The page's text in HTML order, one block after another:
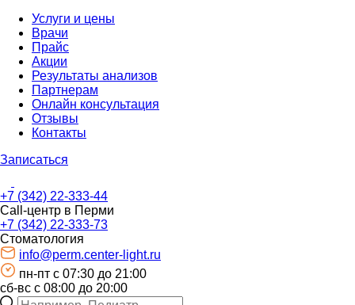
Услуги и цены
Врачи
Прайс
Акции
Результаты анализов
Партнерам
Онлайн консультация
Отзывы
Контакты
Записаться
+7 (342) 22-333-44
Call-центр в Перми
+7 (342) 22-333-73
Стоматология
info@perm.center-light.ru
пн-пт c 07:30 до 21:00
сб-вс с 08:00 до 20:00